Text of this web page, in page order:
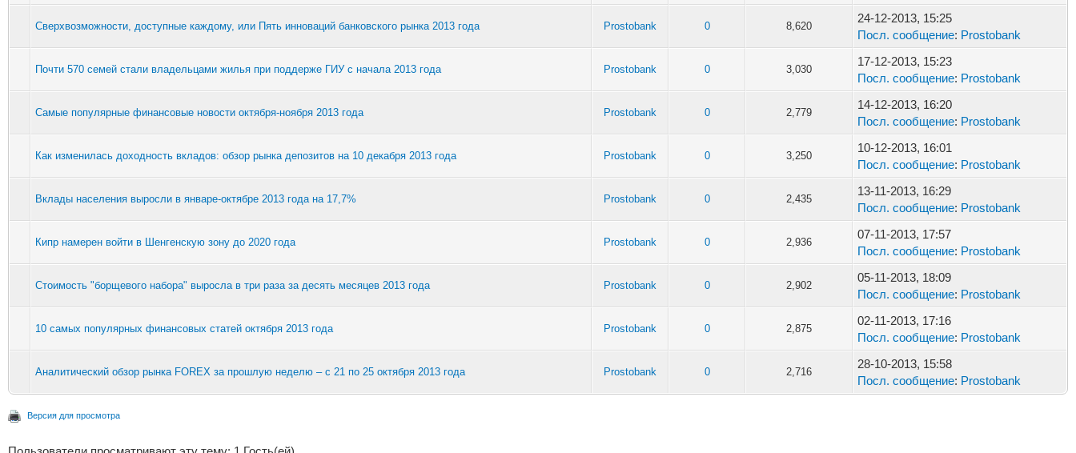
Сверхвозможности, доступные каждому, или Пять инноваций банковского рынка 2013 года Prostobank 0 8,620
24-12-2013, 15:25
Посл. сообщение: Prostobank
Почти 570 семей стали владельцами жилья при поддерже ГИУ с начала 2013 года Prostobank 0 3,030
17-12-2013, 15:23
Посл. сообщение: Prostobank
Cамые популярные финансовые новости октября-ноября 2013 года Prostobank 0 2,779
14-12-2013, 16:20
Посл. сообщение: Prostobank
Как изменилась доходность вкладов: обзор рынка депозитов на 10 декабря 2013 года Prostobank 0 3,250
10-12-2013, 16:01
Посл. сообщение: Prostobank
Вклады населения выросли в январе-октябре 2013 года на 17,7% Prostobank 0 2,435
13-11-2013, 16:29
Посл. сообщение: Prostobank
Кипр намерен войти в Шенгенскую зону до 2020 года Prostobank 0 2,936
07-11-2013, 17:57
Посл. сообщение: Prostobank
Стоимость "борщевого набора" выросла в три раза за десять месяцев 2013 года Prostobank 0 2,902
05-11-2013, 18:09
Посл. сообщение: Prostobank
10 самых популярных финансовых статей октября 2013 года Prostobank 0 2,875
02-11-2013, 17:16
Посл. сообщение: Prostobank
Аналитический обзор рынка FOREX за прошлую неделю – с 21 по 25 октября 2013 года Prostobank 0 2,716
28-10-2013, 15:58
Посл. сообщение: Prostobank
Версия для просмотра